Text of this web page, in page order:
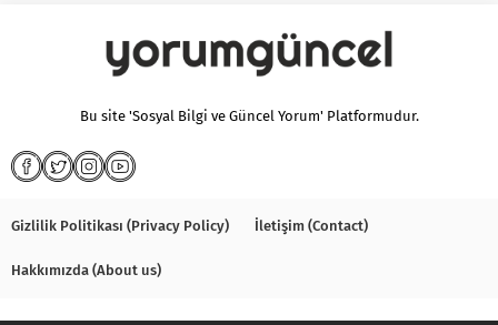
Bu site 'Sosyal Bilgi ve Güncel Yorum' Platformudur.
Gizlilik Politikası (Privacy Policy) İletişim (Contact)
Hakkımızda (About us)